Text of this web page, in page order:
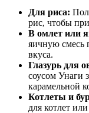
Для риса:
рис, чтобы
В омлет или
яичную смесь
вкуса.
Глазурь для
соусом Унаги
карамельной
Котлеты и
для котлет